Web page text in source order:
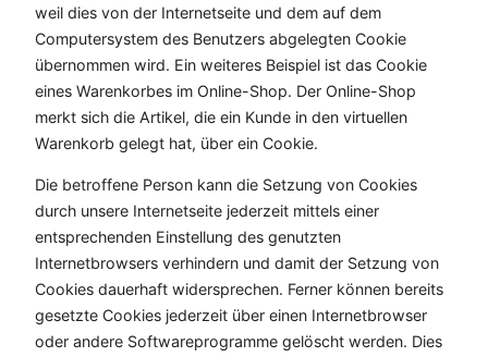
weil dies von der Internetseite und dem auf dem
Computersystem des Benutzers abgelegten Cookie
übernommen wird. Ein weiteres Beispiel ist das Cookie
eines Warenkorbes im Online-Shop. Der Online-Shop
merkt sich die Artikel, die ein Kunde in den virtuellen
Warenkorb gelegt hat, über ein Cookie.
Die betroffene Person kann die Setzung von Cookies
durch unsere Internetseite jederzeit mittels einer
entsprechenden Einstellung des genutzten
Internetbrowsers verhindern und damit der Setzung von
Cookies dauerhaft widersprechen. Ferner können bereits
gesetzte Cookies jederzeit über einen Internetbrowser
oder andere Softwareprogramme gelöscht werden. Dies